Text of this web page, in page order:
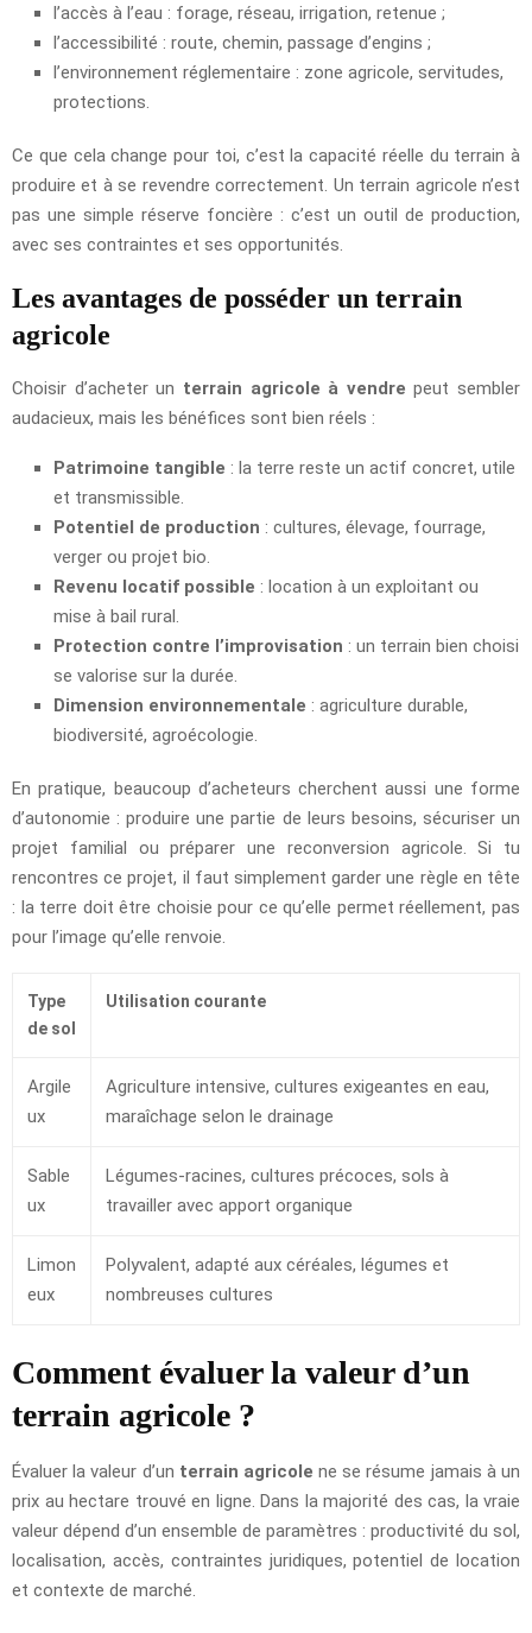
l’accès à l’eau : forage, réseau, irrigation, retenue ;
l’accessibilité : route, chemin, passage d’engins ;
l’environnement réglementaire : zone agricole, servitudes,
protections.
Ce que cela change pour toi, c’est la capacité réelle du terrain à
produire et à se revendre correctement. Un terrain agricole n’est
pas une simple réserve foncière : c’est un outil de production,
avec ses contraintes et ses opportunités.
Les avantages de posséder un terrain
agricole
Choisir d’acheter un terrain agricole à vendre peut sembler
audacieux, mais les bénéfices sont bien réels :
Patrimoine tangible : la terre reste un actif concret, utile
et transmissible.
Potentiel de production : cultures, élevage, fourrage,
verger ou projet bio.
Revenu locatif possible : location à un exploitant ou
mise à bail rural.
Protection contre l’improvisation : un terrain bien choisi
se valorise sur la durée.
Dimension environnementale : agriculture durable,
biodiversité, agroécologie.
En pratique, beaucoup d’acheteurs cherchent aussi une forme
d’autonomie : produire une partie de leurs besoins, sécuriser un
projet familial ou préparer une reconversion agricole. Si tu
rencontres ce projet, il faut simplement garder une règle en tête
: la terre doit être choisie pour ce qu’elle permet réellement, pas
pour l’image qu’elle renvoie.
Type
de sol
Utilisation courante
Argile
ux
Agriculture intensive, cultures exigeantes en eau,
maraîchage selon le drainage
Sable
ux
Légumes-racines, cultures précoces, sols à
travailler avec apport organique
Limon
eux
Polyvalent, adapté aux céréales, légumes et
nombreuses cultures
Comment évaluer la valeur d’un
terrain agricole ?
Évaluer la valeur d’un terrain agricole ne se résume jamais à un
prix au hectare trouvé en ligne. Dans la majorité des cas, la vraie
valeur dépend d’un ensemble de paramètres : productivité du sol,
localisation, accès, contraintes juridiques, potentiel de location
et contexte de marché.